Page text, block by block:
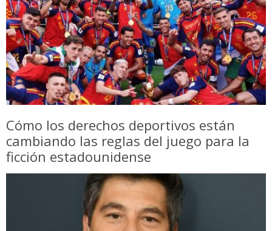
Cómo los derechos deportivos están
cambiando las reglas del juego para la
ficción estadounidense